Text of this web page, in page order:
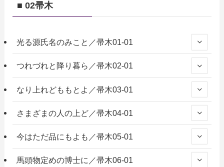
■ 02帚木
光る源氏名のみこと／帚木01-01
つれづれと降り暮ら／帚木02-01
なり上れどももとよ／帚木03-01
さまざまの人の上ど／帚木04-01
今はただ品にもよも／帚木05-01
馬頭物定めの博士に／帚木06-01